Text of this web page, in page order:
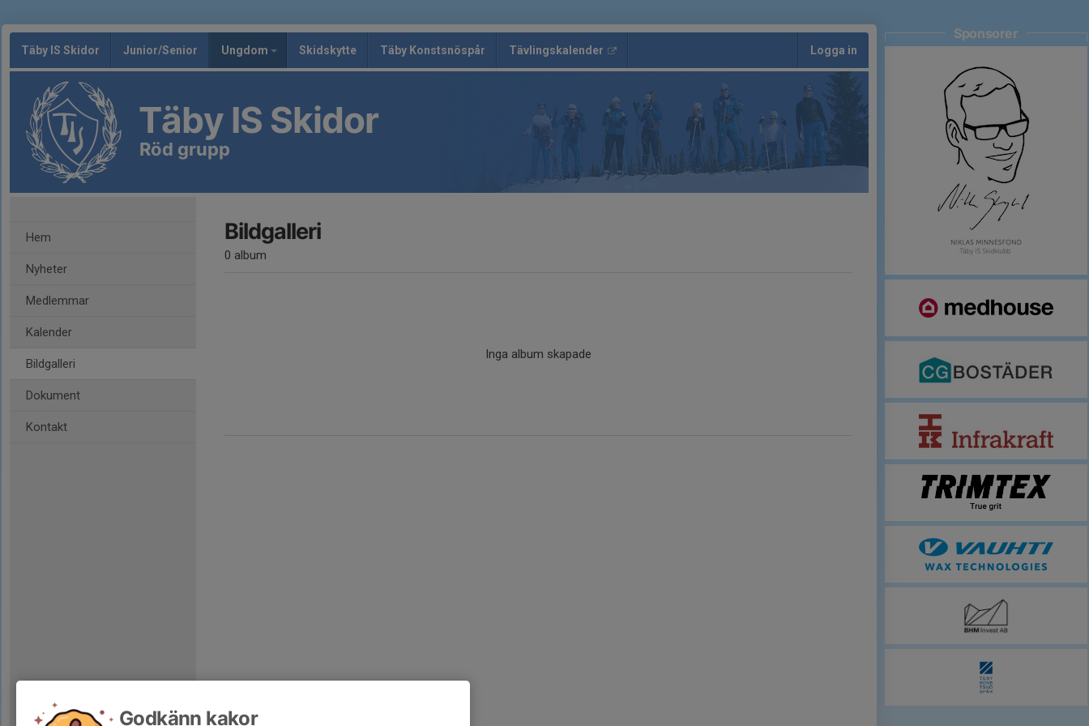
Täby IS Skidor Junior/Senior Ungdom Skidskytte Täby Konstsnöspår Tävlingskalender Logga in
Täby IS Skidor
Röd grupp
Hem
Nyheter
Medlemmar
Kalender
Bildgalleri
Dokument
Kontakt
Bildgalleri
0 album
Inga album skapade
Sponsorer
Godkänn kakor